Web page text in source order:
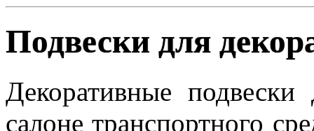
Подвески для
Декоративные
салоне транспортного